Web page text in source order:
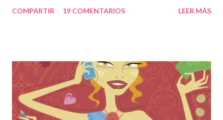
tinc 31, això voldria dir casi tota la meva vida. És increible que
embarassos, jo que només he passat un i tractada com una
reina, com pot haver estat esta noia set cops embarassada des
dels 24 anys, haver parit set cops en aquella habitació i tenir uns
nens que no han vist la llum del dia. Nou dels vint-i-quatre anys
COMPARTIR 19 COMENTARIOS LEER MÁS